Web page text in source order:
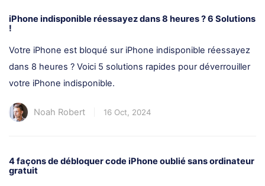
iPhone indisponible réessayez dans 8 heures ? 6 Solutions
!
Votre iPhone est bloqué sur iPhone indisponible réessayez
dans 8 heures ? Voici 5 solutions rapides pour déverrouiller
votre iPhone indisponible.
Noah Robert 16 Oct, 2024
4 façons de débloquer code iPhone oublié sans ordinateur
gratuit